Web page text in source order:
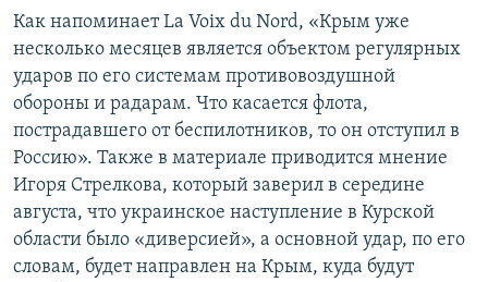
Как напоминает La Voix du Nord, «Крым уже
несколько месяцев является объектом регулярных
ударов по его системам противовоздушной
обороны и радарам. Что касается флота,
пострадавшего от беспилотников, то он отступил в
Россию». Также в материале приводится мнение
Игоря Стрелкова, который заверил в середине
августа, что украинское наступление в Курской
области было «диверсией», а основной удар, по его
словам, будет направлен на Крым, куда будут